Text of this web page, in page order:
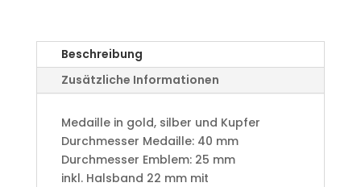
Beschreibung
Zusätzliche Informationen
Medaille in gold, silber und Kupfer
​Durchmesser Medaille: 40 mm
Durchmesser Emblem: 25 mm
​inkl. Halsband 22 mm mit